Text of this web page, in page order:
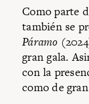
Como parte
también se
Páramo
gran gala.
con la
como de